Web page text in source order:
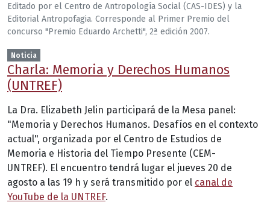
Editado por el Centro de Antropología Social (CAS-IDES) y la
Editorial Antropofagia. Corresponde al Primer Premio del
concurso "Premio Eduardo Archetti", 2ª edición 2007.
Noticia
Charla: Memoria y Derechos Humanos
(UNTREF)
La Dra. Elizabeth Jelin participará de la Mesa panel:
"Memoria y Derechos Humanos. Desafíos en el contexto
actual", organizada por el Centro de Estudios de
Memoria e Historia del Tiempo Presente (CEM-
UNTREF). El encuentro tendrá lugar el jueves 20 de
agosto a las 19 h y será transmitido por el canal de
YouTube de la UNTREF.